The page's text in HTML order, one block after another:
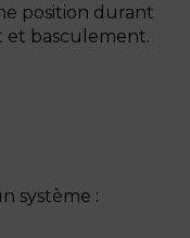
position durant
et basculement.
système :